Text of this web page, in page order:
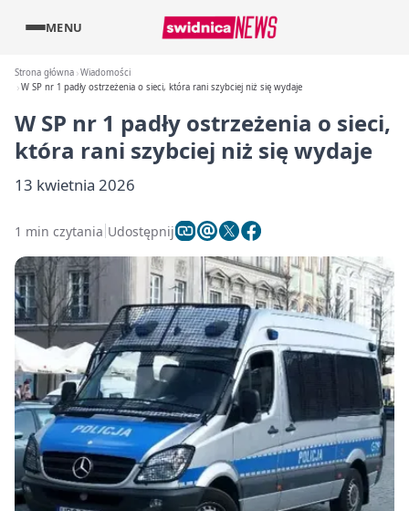
MENU
Strona główna Wiadomości
W SP nr 1 padły ostrzeżenia o sieci, która rani szybciej niż się wydaje
W SP nr 1 padły ostrzeżenia o sieci,
która rani szybciej niż się wydaje
13 kwietnia 2026
1 min czytania Udostępnij